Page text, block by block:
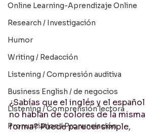
Online Learning-Aprendizaje Online
Research / Investigación
Humor
Writing / Redacción
Listening / Compresión auditiva
Business English / de negocios
Listening / Comprensión lectora
Pronunciation / Pronunciación
¿Sabías que el inglés y el español
no hablan de colores de la misma
forma? Puede parecer simple,